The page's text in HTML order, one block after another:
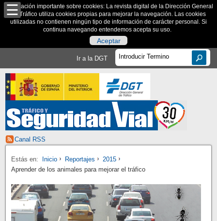
Información importante sobre cookies: La revista digital de la Dirección General
de Tráfico utiliza cookies propias para mejorar la navegación. Las cookies
utilizadas no contienen ningún tipo de información de carácter personal. Si
continua navegando entendemos acepta su uso.
Aceptar
Ir a la DGT
Canal RSS
Estás en: Inicio Reportajes
2015
Aprender de los animales para mejorar el tráfico